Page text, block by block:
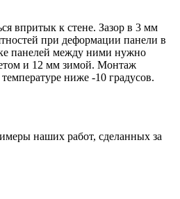
впритык к стене. Зазор в 3 мм
при деформации панели в
панелей между ними нужно
и 12 мм зимой. Монтаж
ниже -10 градусов.
наших работ, сделанных за